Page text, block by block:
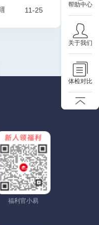
帮助中心
关于我们
体检对比
些？有哪些套餐可以选择？
11-25
福利官小易